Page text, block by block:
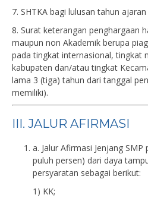
7. SHTKA bagi lulusan tahun
8. Surat keterangan penghargaan
maupun non Akademik berupa
pada tingkat internasional, tingkat
kabupaten dan/atau tingkat
lama 3 (tiga) tahun dari tanggal
memiliki).
III. JALUR AFIRMASI
a. Jalur Afirmasi Jenjang SMP
puluh persen) dari daya
persyaratan sebagai berikut:
1) KK;